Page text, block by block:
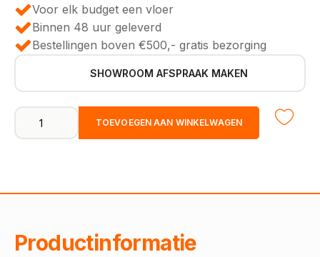
Voor elk budget een vloer
Binnen 48 uur geleverd
Bestellingen boven €500,- gratis bezorging
SHOWROOM AFSPRAAK MAKEN
PRO
TOEVOEGEN AAN WINKELWAGEN
Productinformatie